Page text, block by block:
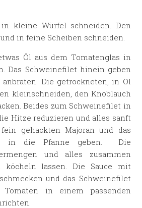
kleine Würfel schneiden. Den
in feine Scheiben schneiden.
Öl aus dem Tomatenglas in
Das Schweinefilet hinein geben
Die getrockneten, in Öl
kleinschneiden, den Knoblauch
Beides zum Schweinefilet in
Hitze reduzieren und alles sanft
gehackten Majoran und das
in die Pfanne geben. Die
und alles zusammen
köcheln lassen. Die Sauce mit
und das Schweinefilet
in einem passenden